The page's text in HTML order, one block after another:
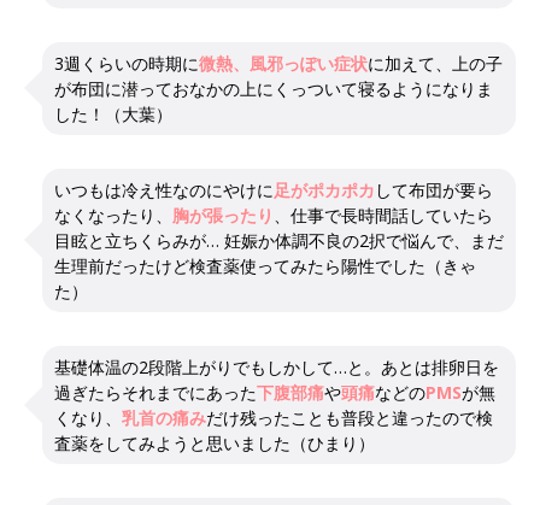
3週くらいの時期に微熱、風邪っぽい症状に加えて、上の子
が布団に潜っておなかの上にくっついて寝るようになりま
した！（大葉）
いつもは冷え性なのにやけに 足がポカポカ して布団が要ら
なくなったり、 胸が張ったり
、仕事で長時間話していたら
目眩と立ちくらみが… 妊娠か体調不良の2択で悩んで、まだ
生理前だったけど検査薬使ってみたら陽性でした（きゃ
た）
基礎体温の2段階上がりでもしかして…と。あとは排卵日を
過ぎたらそれまでにあった下腹部痛や頭痛などのPMSが無
くなり、 乳首の痛みだけ残ったことも普段と違ったので検
査薬をしてみようと思いました（ひまり）